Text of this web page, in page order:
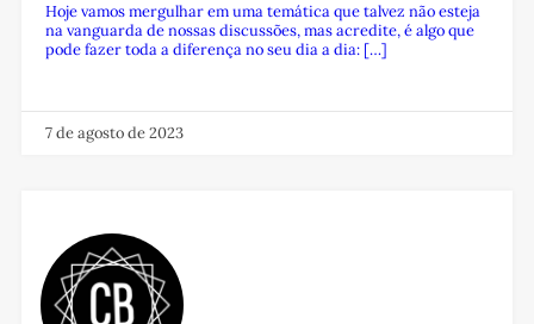
Hoje vamos mergulhar em uma temática que talvez não esteja
na vanguarda de nossas discussões, mas acredite, é algo que
pode fazer toda a diferença no seu dia a dia: […]
7 de agosto de 2023